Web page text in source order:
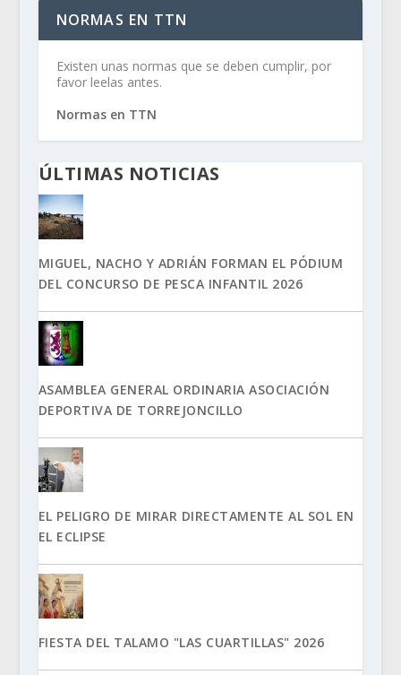
NORMAS EN TTN
Existen unas normas que se deben cumplir, por
favor leelas antes.
Normas en TTN
ÚLTIMAS NOTICIAS
MIGUEL, NACHO Y ADRIÁN FORMAN EL PÓDIUM
DEL CONCURSO DE PESCA INFANTIL 2026
ASAMBLEA GENERAL ORDINARIA ASOCIACIÓN
DEPORTIVA DE TORREJONCILLO
EL PELIGRO DE MIRAR DIRECTAMENTE AL SOL EN
EL ECLIPSE
FIESTA DEL TALAMO "LAS CUARTILLAS" 2026